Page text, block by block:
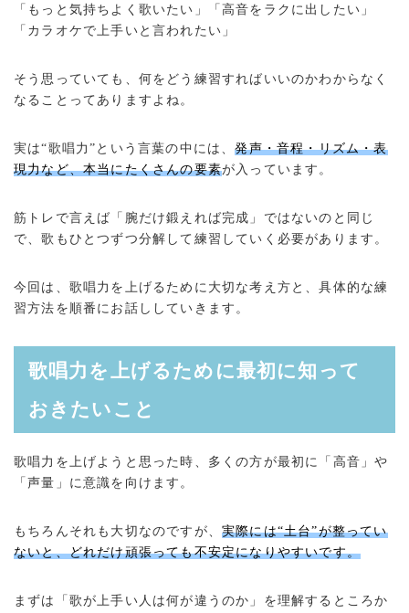
「もっと気持ちよく歌いたい」「高音をラクに出したい」
「カラオケで上手いと言われたい」
そう思っていても、何をどう練習すればいいのかわからなく
なることってありますよね。
実は“歌唱力”という言葉の中には、発声・音程・リズム・表
現力など、本当にたくさんの要素が入っています。
筋トレで言えば「腕だけ鍛えれば完成」ではないのと同じ
で、歌もひとつずつ分解して練習していく必要があります。
今回は、歌唱力を上げるために大切な考え方と、具体的な練
習方法を順番にお話ししていきます。
歌唱力を上げるために最初に知って
おきたいこと
歌唱力を上げようと思った時、多くの方が最初に「高音」や
「声量」に意識を向けます。
もちろんそれも大切なのですが、 実際には“土台”が整ってい
ないと、どれだけ頑張っても不安定になりやすいです。
まずは「歌が上手い人は何が違うのか」を理解するところか